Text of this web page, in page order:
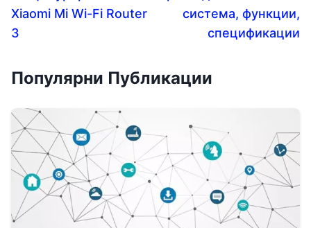
Xiaomi Mi Wi-Fi Router
3
система, функции,
спецификации
Популярни Публикации